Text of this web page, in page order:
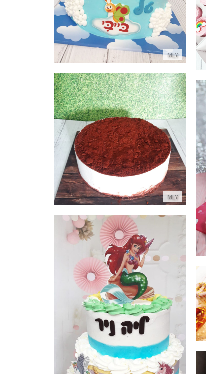
MLY
MLY
עוגת יום הולדת שבועות
פרטים נוספים
עוגת קומות בת הים
פרטים נוספים